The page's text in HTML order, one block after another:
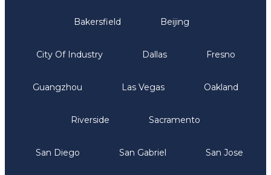
Bakersfield Beijing
City Of Industry Dallas Fresno
Guangzhou Las Vegas Oakland
Riverside Sacramento
San Diego San Gabriel San Jose